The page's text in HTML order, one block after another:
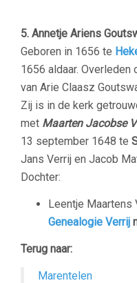
5. Annetje Ariens
Geboren in 1656 te
1656 aldaar.
van Arie Claasz
Zij is in de kerk
met Maarten Jacobse
13 september 1648 te
Jans Verrij en Jacob
Dochter:
Leentje Maartens
Genealogie Verrij
Terug naar:
Marentelen